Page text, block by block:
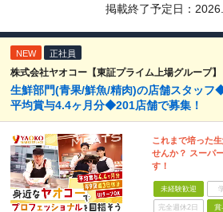
掲載終了予定日：
NEW 正社員
株式会社ヤオコー【東証プライム上場グループ】
生鮮部門(青果/鮮魚/精肉)の店舗スタッ
平均賞与4.4ヶ月分◆201店舗で募集！
これまで培った
せんか？ スーパ
す！
未経験歓迎
完全週休2日 賞